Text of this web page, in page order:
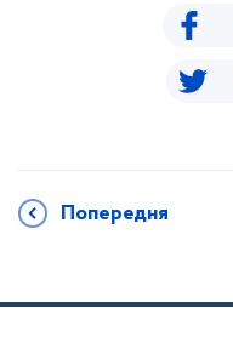
Попередня